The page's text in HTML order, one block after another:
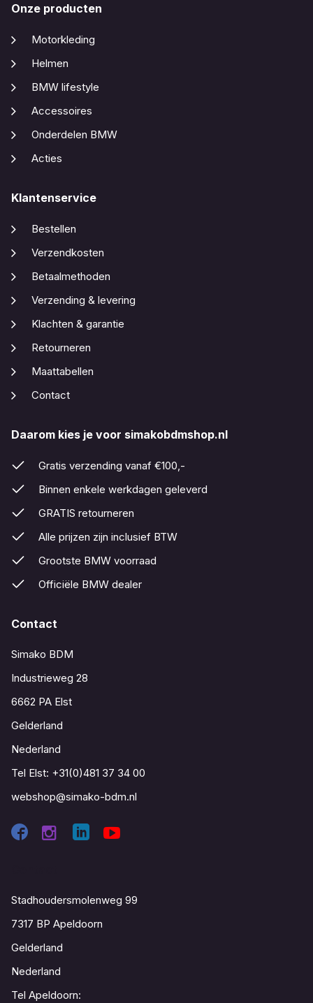
Onze producten
Motorkleding
Helmen
BMW lifestyle
Accessoires
Onderdelen BMW
Acties
Klantenservice
Bestellen
Verzendkosten
Betaalmethoden
Verzending & levering
Klachten & garantie
Retourneren
Maattabellen
Contact
Daarom kies je voor simakobdmshop.nl
Gratis verzending vanaf €100,-
Binnen enkele werkdagen geleverd
GRATIS retourneren
Alle prijzen zijn inclusief BTW
Grootste BMW voorraad
Officiële BMW dealer
Contact
Simako BDM
Industrieweg 28
6662 PA Elst
Gelderland
Nederland
Tel Elst: +31(0)481 37 34 00
webshop@simako-bdm.nl
Stadhoudersmolenweg 99
7317 BP Apeldoorn
Gelderland
Nederland
Tel Apeldoorn: